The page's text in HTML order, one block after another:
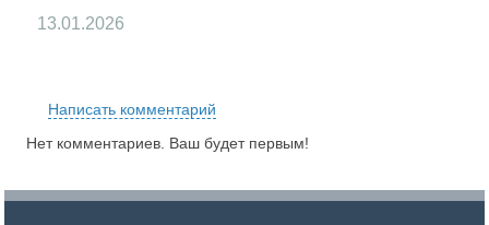
13.01.2026
Написать комментарий
Нет комментариев. Ваш будет первым!